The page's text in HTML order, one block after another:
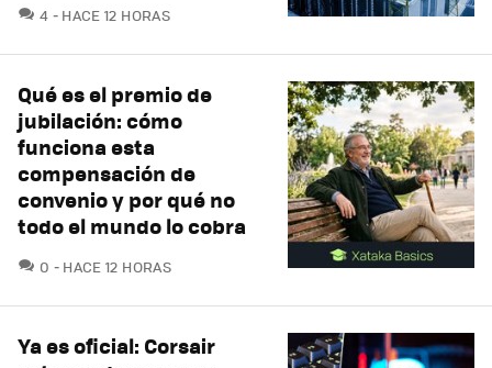
4 COMENTARIOS
HACE 12 HORAS
Qué es el premio de
jubilación: cómo
funciona esta
compensación de
convenio y por qué no
todo el mundo lo cobra
0 COMENTARIOS
HACE 12 HORAS
Ya es oficial: Corsair